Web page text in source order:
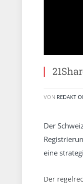
VON
Der
eine
Der